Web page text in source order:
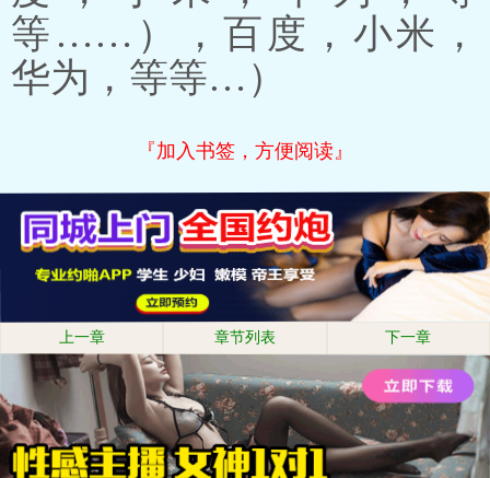
等……），百度，小米，
华为，等等…）
『加入书签，方便阅读』
上一章 章节列表 下一章